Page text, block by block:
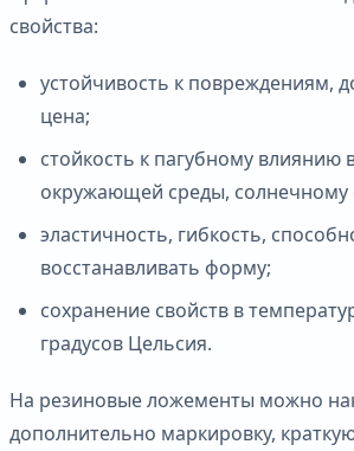
свойства:
устойчивость к повреждениям,
цена;
стойкость к пагубному влиянию
окружающей среды, солнечному
эластичность, гибкость,
восстанавливать форму;
сохранение свойств в
градусов Цельсия.
На резиновые ложементы можно
дополнительно маркировку,